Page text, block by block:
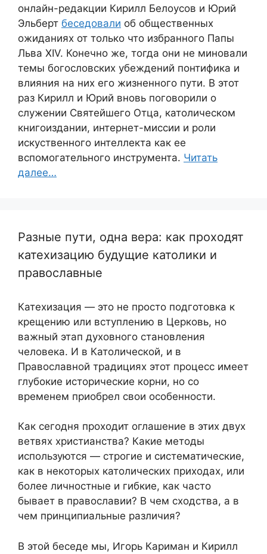
онлайн-редакции Кирилл Белоусов и Юрий
Эльберт беседовали об общественных
ожиданиях от только что избранного Папы
Льва XIV. Конечно же, тогда они не миновали
темы богословских убеждений понтифика и
влияния на них его жизненного пути. В этот
раз Кирилл и Юрий вновь поговорили о
служении Святейшего Отца, католическом
книгоиздании, интернет-миссии и роли
искуственного интеллекта как ее
вспомогательного инструмента. Читать
далее…
Разные пути, одна вера: как проходят
катехизацию будущие католики и
православные
Катехизация — это не просто подготовка к
крещению или вступлению в Церковь, но
важный этап духовного становления
человека. И в Католической, и в
Православной традициях этот процесс имеет
глубокие исторические корни, но со
временем приобрел свои особенности.
Как сегодня проходит оглашение в этих двух
ветвях христианства? Какие методы
используются — строгие и систематические,
как в некоторых католических приходах, или
более личностные и гибкие, как часто
бывает в православии? В чем сходства, а в
чем принципиальные различия?
В этой беседе мы, Игорь Кариман и Кирилл